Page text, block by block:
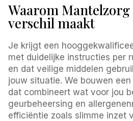
Waarom Mantelzorg
verschil maakt
Je krijgt een
met duidelijke instructies per
en dat veilige middelen
jouw situatie. We bouwen
dat combineert wat voor jou
geurbeheersing en
efficiëntie zoals slimme inzet